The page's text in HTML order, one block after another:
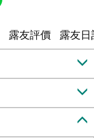
露友評價 露友日